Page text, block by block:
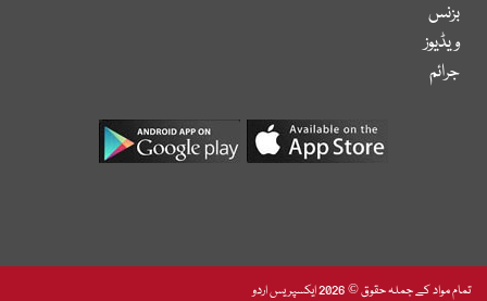
بزنس
ویڈیوز
جرائم
تمام مواد کے جملہ حقوق © 2026 ایکسپریس اردو